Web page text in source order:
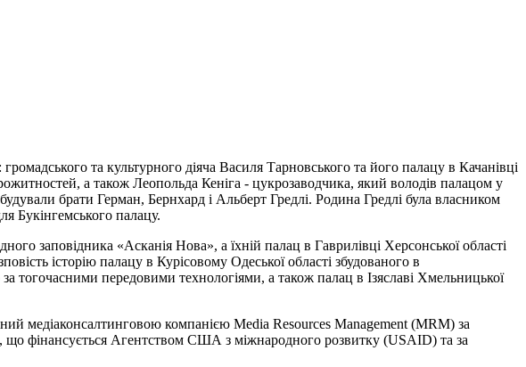
громадського та культурного діяча Василя Тарновського та його палацу в Качанівці
а також Леопольда Кеніга - цукрозаводчика, який володів палацом у
брати Герман, Бернхард і Альберт Гредлі. Родина Гредлі була власником
Букінгемського палацу.
заповідника «Асканія Нова», а їхній палац в Гаврилівці Херсонської області
історію палацу в Курісовому Одеської області збудованого в
тогочасними передовими технологіями, а також палац в Ізяславі Хмельницької
медіаконсалтинговою компанією Media Resourсes Management (MRM) за
фінансується Агентством США з міжнародного розвитку (USAID) та за